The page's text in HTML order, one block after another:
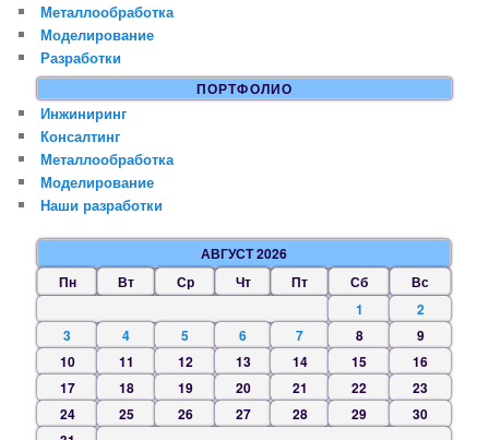
Металлообработка
Моделирование
Разработки
ПОРТФОЛИО
Инжиниринг
Консалтинг
Металлообработка
Моделирование
Наши разработки
АВГУСТ 2026
Пн
Вт Ср Чт Пт Сб
Вс
1
2
3
4 5 6 7 8
9
10
11 12 13 14 15
16
17
18 19 20 21 22
23
24
25 26 27 28 29
30